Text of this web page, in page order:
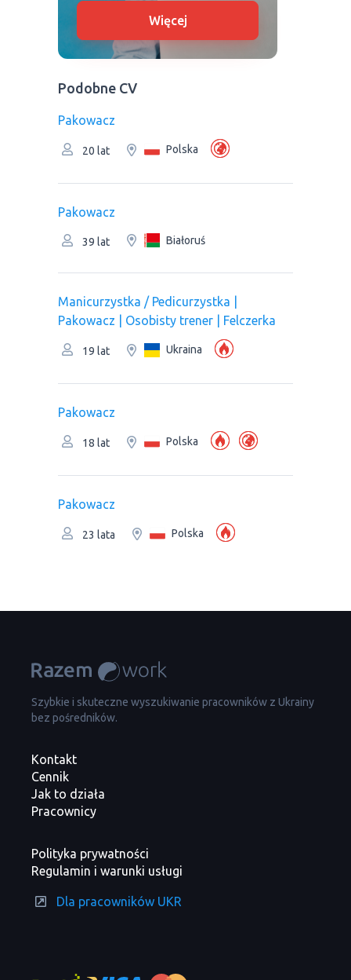
Więcej
Podobne CV
Pakowacz
20 lat Polska
Pakowacz
39 lat Białoruś
Manicurzystka / Pedicurzystka |
Pakowacz | Osobisty trener | Felczerka
19 lat Ukraina
Pakowacz
18 lat Polska
Pakowacz
23 lata Polska
Szybkie i skuteczne wyszukiwanie pracowników z Ukrainy
bez pośredników.
Kontakt
Cennik
Jak to działa
Pracownicy
Polityka prywatności
Regulamin i warunki usługi
Dla pracowników UKR